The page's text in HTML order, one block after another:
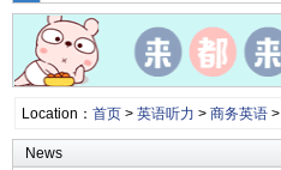
Location： 首页> 英语听力 > 商务英语>
News